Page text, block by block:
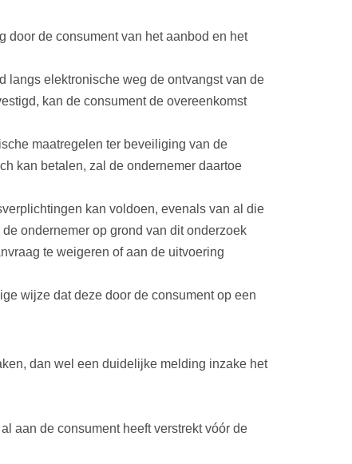
door de consument van het aanbod en het
langs elektronische weg de ontvangst van de
kan de consument de overeenkomst
maatregelen ter beveiliging van de
kan betalen, zal de ondernemer daartoe
kan voldoen, evenals van al die
ondernemer op grond van dit onderzoek
te weigeren of aan de uitvoering
wijze dat deze door de consument op een
dan wel een duidelijke melding inzake het
aan de consument heeft verstrekt vóór de